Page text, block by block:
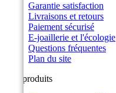
Garantie satisfaction
Livraisons et retours
Paiement sécurisé
E-joaillerie et l'écologie
Questions fréquentes
Plan du site
Nos produits